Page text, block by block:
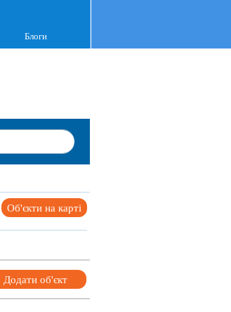
Блоги
Об'єкти на карті
Додати об'єкт